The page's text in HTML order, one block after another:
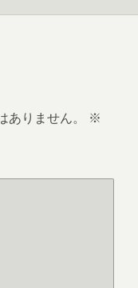
りません。
※